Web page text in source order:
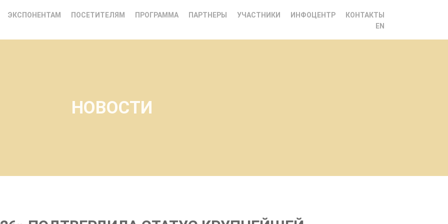
ЭКСПОНЕНТАМ ПОСЕТИТЕЛЯМ ПРОГРАММА ПАРТНЕРЫ УЧАСТНИКИ ИНФОЦЕНТР
КОНТАКТЫ
EN
НОВОСТИ